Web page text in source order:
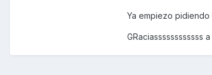
Ya empiezo
GRaciassssssssssss